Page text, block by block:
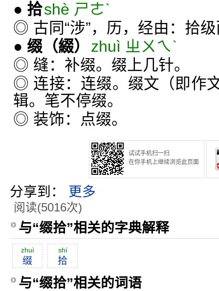
● 拾shè ㄕㄜˋ
◎ 古同“涉”，历，经由：拾
● 缀 （綴）
zhuì ㄓㄨㄟˋ
◎ 缝：补缀。缀上几针。
◎ 连接：连缀。缀文（即作
辑。笔不停缀。
◎ 装饰：点缀。
试试手机扫一扫
在你手机上继续浏览此页面
分享到： 更多
阅读(5016次)
与“缀拾”相关的字典解释
zhuì
缀
shí
拾
与“缀拾”相关的词语